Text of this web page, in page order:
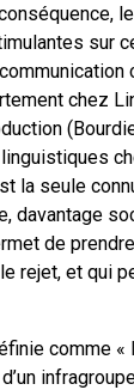
sur
chez
la seule
davantage
de
rejet, et qui
comme